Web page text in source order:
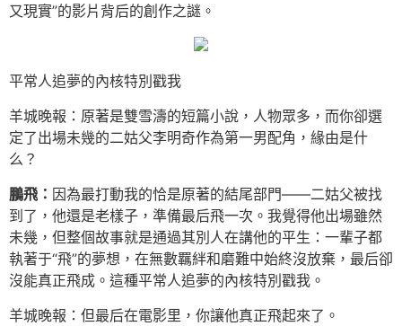
又現實”的影片背后的創作之謎。
平常人追夢的內核特別戳我
羊城晚報：原著是雙雪濤的短篇小說，人物眾多，而你卻選
定了出場未幾的二姑父李明奇作為第一男配角，緣由是什
么？
鵬飛： 因為最打動我的恰是原著的結尾部門——二姑父被找
到了，他還是老樣子，準備最后飛一次。我覺得他出場雖然
未幾，但整個故事就是通過其別人在講他的平生：一輩子都
執著于“飛”的夢想，在無數羈絆和磨難中始終沒放棄，最后卻
沒能真正飛成。這種平常人追夢的內核特別戳我。
羊城晚報：但最后在電影里，你讓他真正飛起來了。